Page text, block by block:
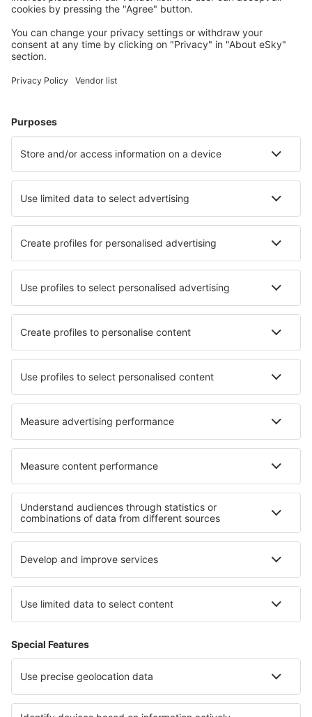
Meist gesuchte Unterkünfte von eSky Nutzern
Unterkünfte in Spanien - Beliebte Städte
Unterkunft in Barcelona Unterkunft in Mijas
Unterkunft in Ronda Unterkunft in Maspalomas
Unterkunft in Lloret de Mar Unterkunft in Santa Pola
Die besten Unterkünfte - Städte
Unterkunft in Mills River Unterkunft in Thurnham
Unterkunft in Browns Plains Unterkunft in Kossow
Unterkunft in Lakka Unterkunft in Killaloe
Unterkunft in Grimston Unterkunft in Saint-Julien
Die besten Unterkünfte - Regionen
Unterkunft auf den Balearen Unterkunft in Costa del Azahar
Unterkunft in El Hierro Unterkunft in San Antonio Bay
Unterkunft auf der Pyrenees Mountains Unterkunft in Nayarit
Unterkunft in Saas-Fee Unterkunft Vidin province
Unterkunft in Carinthia Unterkunft in Costa Sur